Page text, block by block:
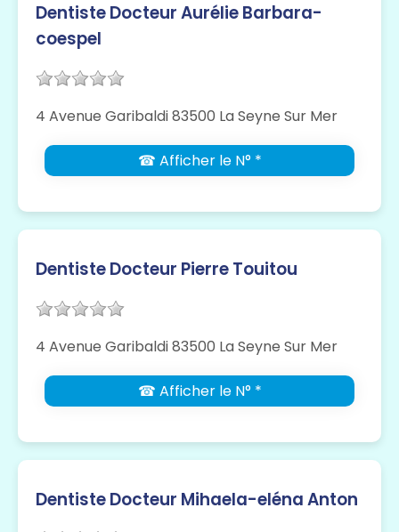
Dentiste Docteur Aurélie Barbara-
coespel
4 Avenue Garibaldi 83500 La Seyne Sur Mer
☎ Afficher le N° *
Dentiste Docteur Pierre Touitou
4 Avenue Garibaldi 83500 La Seyne Sur Mer
☎ Afficher le N° *
Dentiste Docteur Mihaela-eléna Anton